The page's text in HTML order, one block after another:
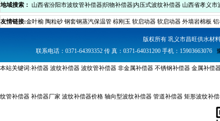
地域搜索： 山西省汾阳市波纹管补偿器|织物补偿器|内压式波纹补偿器 山西省孝义市
压式波纹补偿器 山西省中阳县波纹管补偿器|织物补偿器|内压式波纹补偿器 山西省方
器|内压式波纹补偿器 山西省兴县波纹管补偿器|织物补偿器|内压式波纹补偿器
友情链接:金叶榆 陶粒砂 钢套钢蒸汽保温管 棕刚玉 软启动器 软启动器 外墙岩棉板
版权所有 巩义市昌旺供水
联系电话：0371-64393352 传 真：0371-64031200 手机：15903663076
本站关键词:补偿器 波纹补偿器 波纹管补偿器 非金属补偿器 不锈钢补偿器 金属补偿
纹管补偿器 补偿器厂家 波纹补偿器价格 轴向型波纹补偿器 管道补偿器 矩形波纹补